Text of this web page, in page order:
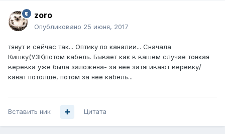
zoro
Опубликовано 25 июня, 2017
тянут и сейчас так... Оптику по каналии... Сначала
Кишку(УЗК)потом кабель. Бывает как в вашем случае тонкая
веревка уже была заложена- за нее затягивают веревку/
канат потолше, потом за нее кабель...
Вставить ник Цитата